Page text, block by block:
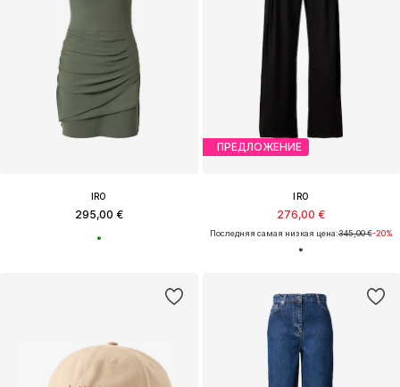
IRO
295,00 €
ПРЕДЛОЖЕНИЕ
IRO
276,00 €
Последняя самая низкая цена:345,00 €-20%